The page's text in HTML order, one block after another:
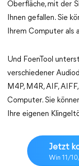
Oberfläche, mit der
Ihnen gefallen. Sie
Ihrem Computer als
Und FoenTool
verschiedener
M4P, M4R, AIF,
Computer. Sie
Ihre eigenen
Jetzt
Win 11/